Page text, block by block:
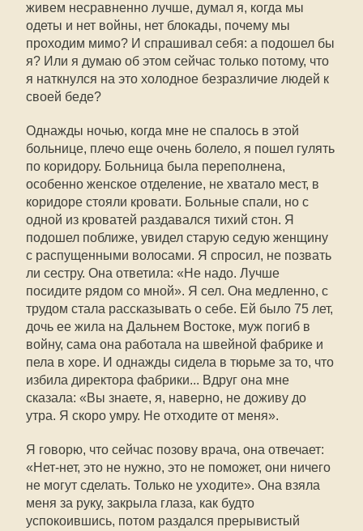
живем несравненно лучше, думал я, когда мы
одеты и нет войны, нет блокады, почему мы
проходим мимо? И спрашивал себя: а подошел бы
я? Или я думаю об этом сейчас только потому, что
я наткнулся на это холодное безразличие людей к
своей беде?
Однажды ночью, когда мне не спалось в этой
больнице, плечо еще очень болело, я пошел гулять
по коридору. Больница была переполнена,
особенно женское отделение, не хватало мест, в
коридоре стояли кровати. Больные спали, но с
одной из кроватей раздавался тихий стон. Я
подошел поближе, увидел старую седую женщину
с распущенными волосами. Я спросил, не позвать
ли сестру. Она ответила: «Не надо. Лучше
посидите рядом со мной». Я сел. Она медленно, с
трудом стала рассказывать о себе. Ей было 75 лет,
дочь ее жила на Дальнем Востоке, муж погиб в
войну, сама она работала на швейной фабрике и
пела в хоре. И однажды сидела в тюрьме за то, что
избила директора фабрики... Вдруг она мне
сказала: «Вы знаете, я, наверно, не доживу до
утра. Я скоро умру. Не отходите от меня».
Я говорю, что сейчас позову врача, она отвечает:
«Нет-нет, это не нужно, это не поможет, они ничего
не могут сделать. Только не уходите». Она взяла
меня за руку, закрыла глаза, как будто
успокоившись, потом раздался прерывистый